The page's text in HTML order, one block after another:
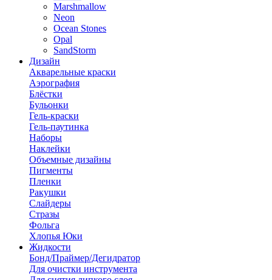
Marshmallow
Neon
Ocean Stones
Opal
SandStorm
Дизайн
Акварельные краски
Аэрография
Блёстки
Бульонки
Гель-краски
Гель-паутинка
Наборы
Наклейки
Объемные дизайны
Пигменты
Пленки
Ракушки
Слайдеры
Стразы
Фольга
Хлопья Юки
Жидкости
Бонд/Праймер/Дегидратор
Для очистки инструмента